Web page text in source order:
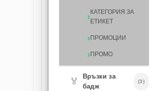
КАТЕГОРИЯ ЗА
ЕТИКЕТ
ПРОМОЦИИ
ПРОМО
🏅
Връзки за
бадж
(3)